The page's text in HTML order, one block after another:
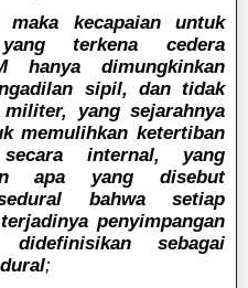
kecapaian untuk
terkena cedera
hanya dimungkinkan
sipil, dan tidak
yang sejarahnya
memulihkan ketertiban
internal, yang
apa yang disebut
bahwa setiap
penyimpangan
sebagai
;